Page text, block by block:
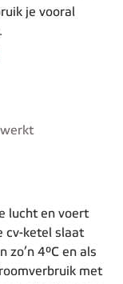
je vooral
lucht en voert
cv-ketel slaat
zo’n 4°C en als
met